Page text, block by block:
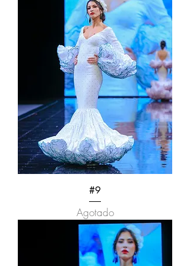
#9
Agotado